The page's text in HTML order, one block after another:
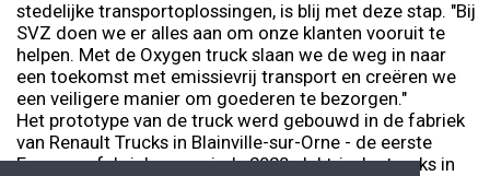
stedelijke transportoplossingen, is blij met deze stap. "Bij
SVZ doen we er alles aan om onze klanten vooruit te
helpen. Met de Oxygen truck slaan we de weg in naar
een toekomst met emissievrij transport en creëren we
een veiligere manier om goederen te bezorgen."
Het prototype van de truck werd gebouwd in de fabriek
van Renault Trucks in Blainville-sur-Orne - de eerste
Europese fabriek waar sinds 2020 elektrische trucks in